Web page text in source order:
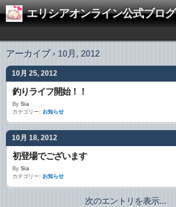
エリシアオンライン公式ブログ
アーカイブ › 10月, 2012
10月 25, 2012
釣りライフ開始！！
By Sia
カテゴリー: お知らせ
10月 18, 2012
初登場でございます
By Sia
カテゴリー: お知らせ
次のエントリを表示...